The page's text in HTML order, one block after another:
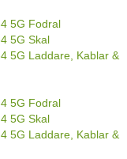
5G Fodral
5G Skal
5G Laddare, Kablar &
5G Fodral
5G Skal
5G Laddare, Kablar &